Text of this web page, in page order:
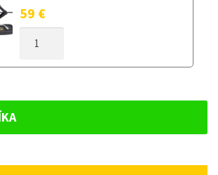
59 €
DOJAZDOVÉ
E63/E64
2011